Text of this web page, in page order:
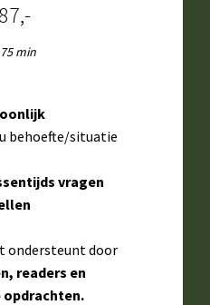
min
behoefte/situatie
vragen
ondersteunt door
readers en
opdrachten.